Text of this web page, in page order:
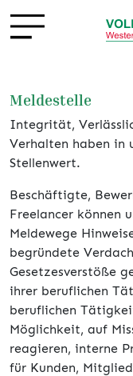
Meldestelle
Integrität,
Verhalten haben in
Stellenwert.
Beschäftigte,
Freelancer können
Meldewege
begründete
Gesetzesverstöße
ihrer beruflichen
beruflichen
Möglichkeit, auf
reagieren, interne
für Kunden,